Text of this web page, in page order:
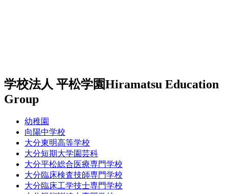
学校法人 平松学園Hiramatsu Education
Group
幼稚園
向陽中学校
大分東明高等学校
大分短期大学園芸科
大分平松総合医療専門学校
大分臨床検査技師専門学校
大分臨床工学技士専門学校